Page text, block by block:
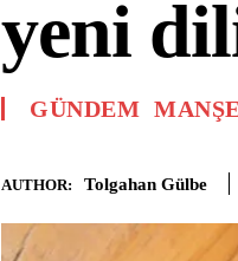
yeni
GÜNDEM
AUTHOR: Tolgahan Gülbe